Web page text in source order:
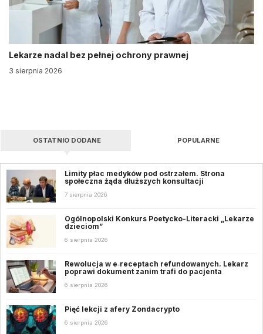
Lekarze nadal bez pełnej ochrony prawnej
3 sierpnia 2026
OSTATNIO DODANE POPULARNE
Limity płac medyków pod ostrzałem. Strona
społeczna żąda dłuższych konsultacji
7 sierpnia 2026
Ogólnopolski Konkurs Poetycko-Literacki „Lekarze
dzieciom”
6 sierpnia 2026
Rewolucja w e‑receptach refundowanych. Lekarz
poprawi dokument zanim trafi do pacjenta
6 sierpnia 2026
Pięć lekcji z afery Zondacrypto
6 sierpnia 2026